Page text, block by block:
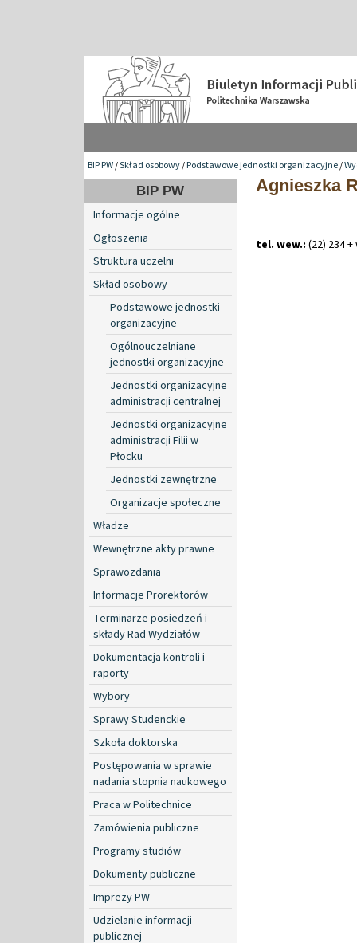
BIP PW/Skład osobowy/Podstawowe jednostki organizacyjne/
BIP PW
Informacje ogólne
Ogłoszenia
Struktura uczelni
Skład osobowy
Podstawowe jednostki
organizacyjne
Ogólnouczelniane
jednostki organizacyjne
Jednostki organizacyjne
administracji centralnej
Jednostki organizacyjne
administracji Filii w
Płocku
Jednostki zewnętrzne
Organizacje społeczne
Władze
Wewnętrzne akty prawne
Sprawozdania
Informacje Prorektorów
Terminarze posiedzeń i
składy Rad Wydziałów
Dokumentacja kontroli i
raporty
Wybory
Sprawy Studenckie
Szkoła doktorska
Postępowania w sprawie
nadania stopnia naukowego
Praca w Politechnice
Zamówienia publiczne
Programy studiów
Dokumenty publiczne
Imprezy PW
Udzielanie informacji
publicznej
Agnieszka
tel. wew.: (22) 234